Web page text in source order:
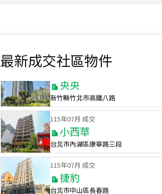
最新成交社區物件
115年07月 成交
新竹縣竹北市高鐵八路
115年07月 成交
小西華
台北市內湖區康寧路三段
115年07月 成交
捷豹
台北市中山區長春路